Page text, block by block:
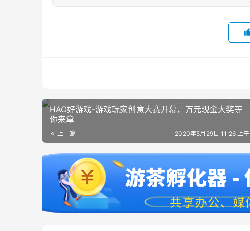
HAO好游戏-游戏玩家创意大赛开幕，万元现金大奖等
你来拿
上一篇 2020年5月29日 11:26 上午